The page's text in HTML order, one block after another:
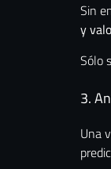
Sin
y
Sólo
3.
Una